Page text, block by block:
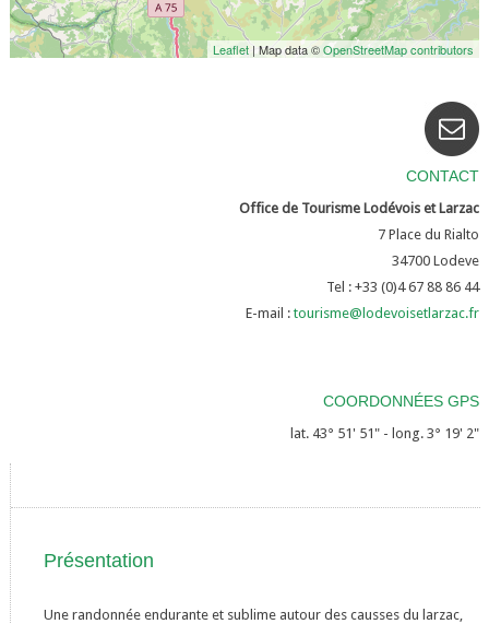
Leaflet | Map data ©OpenStreetMap contributors
CONTACT
Office de Tourisme Lodévois et Larzac
7 Place du Rialto
34700 Lodeve
Tel : +33 (0)4 67 88 86 44
E-mail : tourisme@lodevoisetlarzac.fr
COORDONNÉES GPS
lat. 43° 51' 51" - long. 3° 19' 2"
Présentation
Une randonnée endurante et sublime autour des causses du larzac,